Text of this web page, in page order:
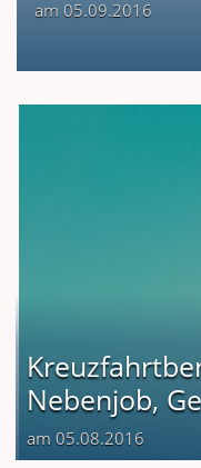
am 05.09.2016
Nebenjob,
am 05.08.2016